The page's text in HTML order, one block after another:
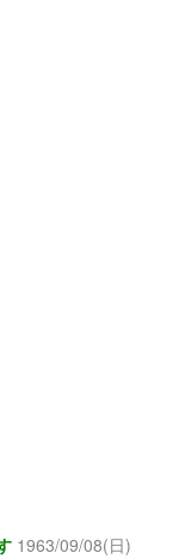
1963/09/08(日)